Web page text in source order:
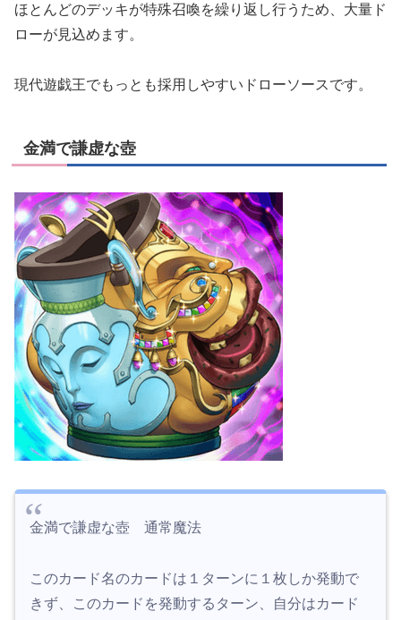
ほとんどのデッキが特殊召喚を繰り返し行うため、大量ド
ローが見込めます。
現代遊戯王でもっとも採用しやすいドローソースです。
金満で謙虚な壺
金満で謙虚な壺 通常魔法
このカード名のカードは１ターンに１枚しか発動で
きず、このカードを発動するターン、自分はカード